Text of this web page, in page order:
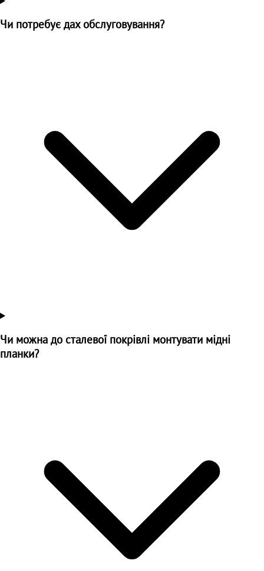
Чи потребує дах обслуговування?
Чи можна до сталевої покрівлі монтувати мідні
планки?